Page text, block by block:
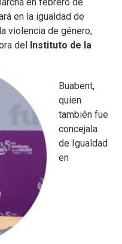
en la igualdad de
violencia de género,
del Instituto de la
Buabent,
quien
también fue
concejala
de Igualdad
en